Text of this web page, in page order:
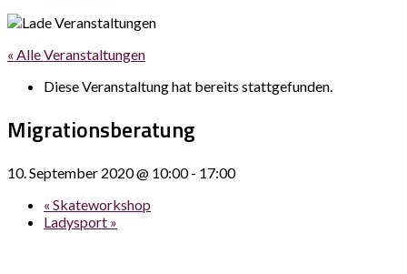
« Alle Veranstaltungen
Diese Veranstaltung hat bereits stattgefunden.
Migrationsberatung
10. September 2020 @ 10:00- 17:00
« Skateworkshop
Ladysport »